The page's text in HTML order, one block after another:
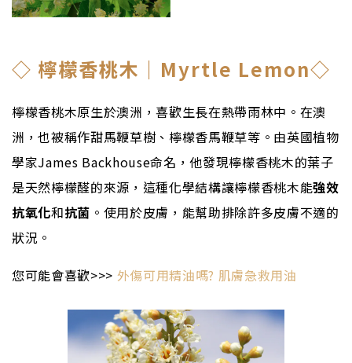
◇ 檸檬香桃木｜Myrtle Lemon◇
檸檬香桃木原生於澳洲，喜歡生長在熱帶雨林中。在澳
洲，也被稱作甜馬鞭草樹、檸檬香馬鞭草等。由英國植物
學家James Backhouse命名，他發現檸檬香桃木的葉子
是天然檸檬醛的來源，這種化學結構讓檸檬香桃木能強效
抗氧化和抗菌 。使用於皮膚，能幫助排除許多皮膚不適的
狀況。
您可能會喜歡>>> 外傷可用精油嗎? 肌膚急救用油